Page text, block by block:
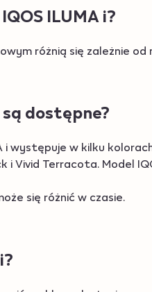
ILUMA i?
różnią się zależnie od
dostępne?
występuje w kilku
Vivid Terracota. Model
się różnić w czasie.